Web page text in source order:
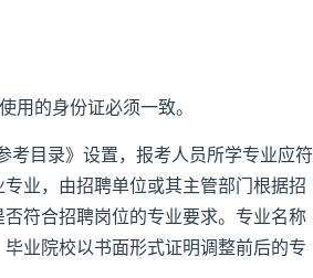
用的身份证必须一致。
目录》设置，报考人员所学专业应符
业，由招聘单位或其主管部门根据招
符合招聘岗位的专业要求。专业名称
业院校以书面形式证明调整前后的专